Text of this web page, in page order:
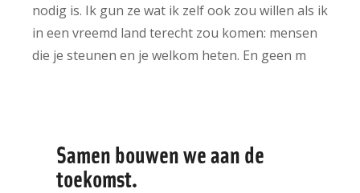
nodig is. Ik gun ze wat ik zelf ook zou willen als ik
in een vreemd land terecht zou komen: mensen
die je steunen en je welkom heten. En geen m
Samen bouwen we aan de
toekomst.